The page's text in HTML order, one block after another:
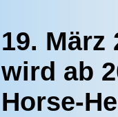
19. März
wird ab
Horse-